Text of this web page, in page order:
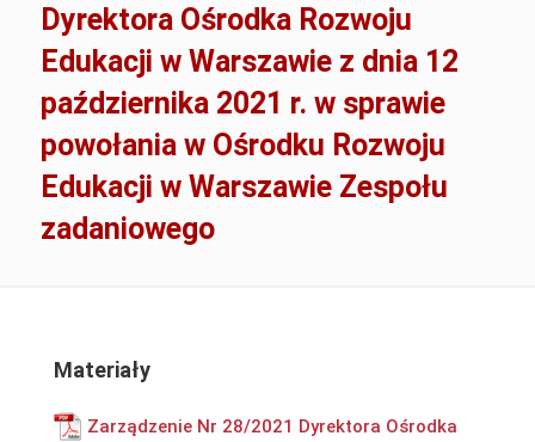
Dyrektora Ośrodka Rozwoju
Edukacji w Warszawie z dnia 12
października 2021 r. w sprawie
powołania w Ośrodku Rozwoju
Edukacji w Warszawie Zespołu
zadaniowego
Materiały
Zarządzenie Nr 28/2021 Dyrektora Ośrodka